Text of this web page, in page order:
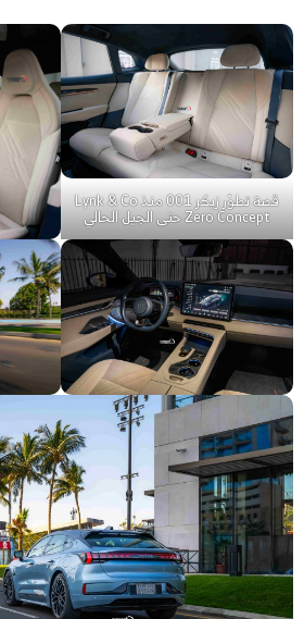
قصة تطوّر زيكر 001 منذ Lynk & Co
Zero Concept حتى الجيل الحالي